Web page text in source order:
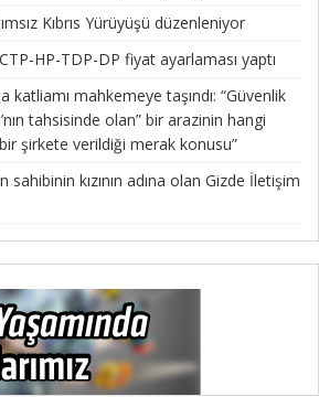
Kıbrıs Yürüyüşü düzenleniyor
HP-TDP-DP fiyat ayarlaması yaptı
katliamı mahkemeye taşındı: “Güvenlik
tahsisinde olan” bir arazinin hangi
şirkete verildiği merak konusu”
kızının adına olan Gizde İletişim